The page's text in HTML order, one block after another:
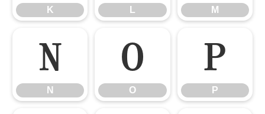
K L M
N
N
O
O
P
P